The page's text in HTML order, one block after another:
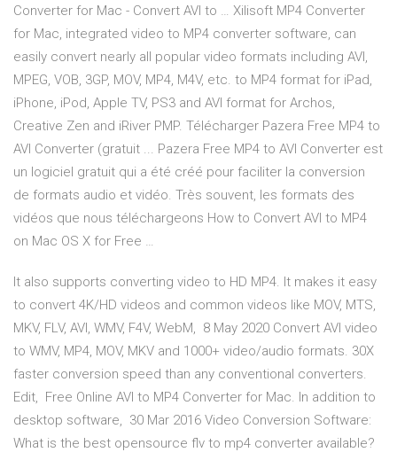
Converter for Mac - Convert AVI to … Xilisoft MP4 Converter
for Mac, integrated video to MP4 converter software, can
easily convert nearly all popular video formats including AVI,
MPEG, VOB, 3GP, MOV, MP4, M4V, etc. to MP4 format for iPad,
iPhone, iPod, Apple TV, PS3 and AVI format for Archos,
Creative Zen and iRiver PMP. Télécharger Pazera Free MP4 to
AVI Converter (gratuit ... Pazera Free MP4 to AVI Converter est
un logiciel gratuit qui a été créé pour faciliter la conversion
de formats audio et vidéo. Très souvent, les formats des
vidéos que nous téléchargeons How to Convert AVI to MP4
on Mac OS X for Free …
It also supports converting video to HD MP4. It makes it easy
to convert 4K/HD videos and common videos like MOV, MTS,
MKV, FLV, AVI, WMV, F4V, WebM, 8 May 2020 Convert AVI video
to WMV, MP4, MOV, MKV and 1000+ video/audio formats. 30X
faster conversion speed than any conventional converters.
Edit, Free Online AVI to MP4 Converter for Mac. In addition to
desktop software, 30 Mar 2016 Video Conversion Software:
What is the best opensource flv to mp4 converter available?